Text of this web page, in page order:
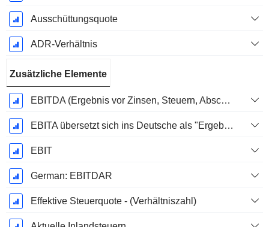
Ausschüttungsquote
ADR-Verhältnis
Zusätzliche Elemente
EBITDA (Ergebnis vor Zinsen, Steuern, Abschreibungen auf immaterielle Vermögenswerte und Sachanlagen)
EBITA übersetzt sich ins Deutsche als "Ergebnis vor Zinsen, Steuern und Abschreibungen".
EBIT
German: EBITDAR
Effektive Steuerquote - (Verhältniszahl)